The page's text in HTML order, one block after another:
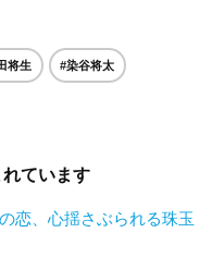
将生 #染谷将太
ています
恋、心揺さぶられる珠玉